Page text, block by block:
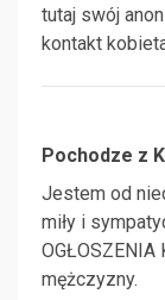
tutaj swój
kontakt
Pochodze z
Jestem od
miły i
OGŁOSZENIA
mężczyzny.